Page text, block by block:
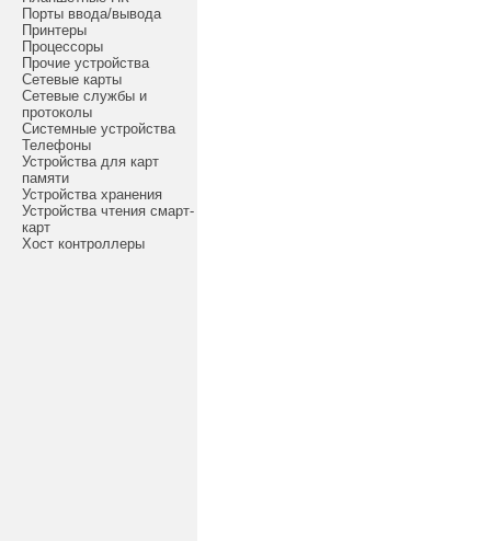
Порты ввода/вывода
Принтеры
Процессоры
Прочие устройства
Сетевые карты
Сетевые службы и
протоколы
Системные устройства
Телефоны
Устройства для карт
памяти
Устройства хранения
Устройства чтения смарт-
карт
Хост контроллеры